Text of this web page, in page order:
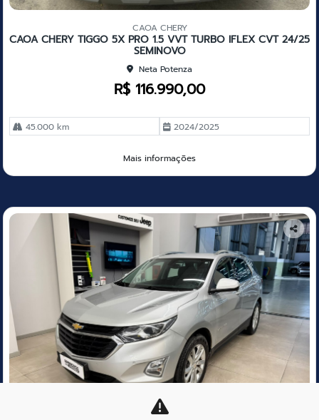
CAOA CHERY
CAOA CHERY TIGGO 5X PRO 1.5 VVT TURBO IFLEX CVT 24/25
SEMINOVO
Neta Potenza
R$ 116.990,00
45.000 km 2024/2025
Mais informações
Co
mp
arti
lhe